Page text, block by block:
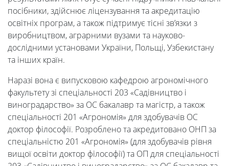
Наука
Міжнародна
діяльність
Foreign
Students
посібники, здійснює ліцензування та акредитацію
освітніх програм, а також підтримує тісні зв’язки з
виробництвом, аграрними вузами та науково-
дослідними установами України, Польщі, Узбекистану
та інших країн.
Наразі вона є випусковою кафедрою агрономічного
факультету зі спеціальності 203 «Садівництво і
виноградарство» за ОС бакалавр та магістр, а також
спеціальності 201 «Агрономія» для здобувачів ОС
доктор філософії. Розроблено та акредитовано ОНП за
спеціальністю 201 «Агрономія» (для здобувачів рівня
вищої освіти доктор філософії) та ОП для спеціальності